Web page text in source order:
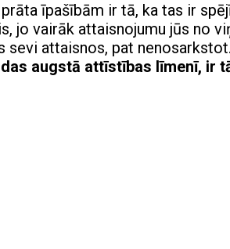
īpašībām ir tā, ka tas ir
jo vairāk attaisnojumu jūs no
attaisnos, pat
augstā attīstības līmenī, ir